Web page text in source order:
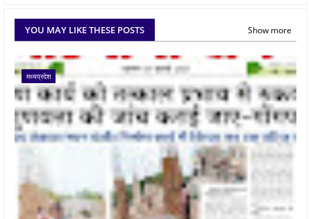
YOU MAY LIKE THESE POSTS Show more
मध्यप्रदेश